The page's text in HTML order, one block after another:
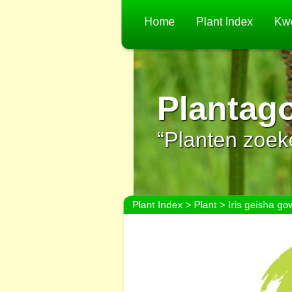
Home Plant Index
“Planten
Plant Index> Plant> Iris geisha